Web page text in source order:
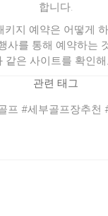
합니다.
키지 예약은 어떻게
사를 통해 예약하는
같은 사이트를 확인
관련 태그
프 #세부골프장추천